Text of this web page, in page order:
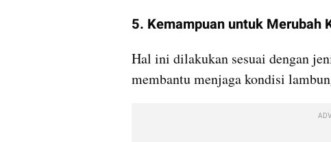
5. Kemampuan untuk Merubah
Hal ini dilakukan sesuai dengan
membantu menjaga kondisi